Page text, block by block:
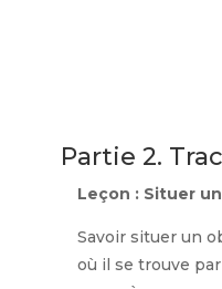
Partie 2.
Leçon : Situer
Savoir situer un
où il se trouve